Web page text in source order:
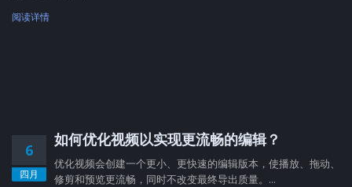
阅读详情
6
四月
如何优化视频以实现更流畅的编辑？
优化视频会创建一个更小、更快速的编辑版本，使播放、拖动、
修剪和预览更流畅，同时不改变最终导出质量。...